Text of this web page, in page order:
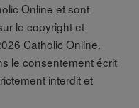
Online et sont
le copyright et
Catholic Online.
le consentement écrit
interdit et